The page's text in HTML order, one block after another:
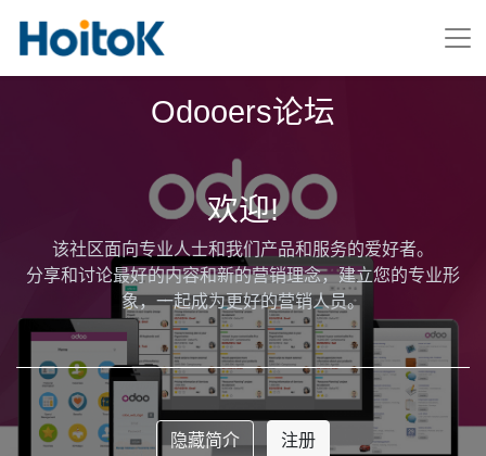
Odooers论坛
欢迎!
该社区面向专业人士和我们产品和服务的爱好者。
分享和讨论最好的内容和新的营销理念，建立您的专业形
象，一起成为更好的营销人员。
隐藏简介 注册